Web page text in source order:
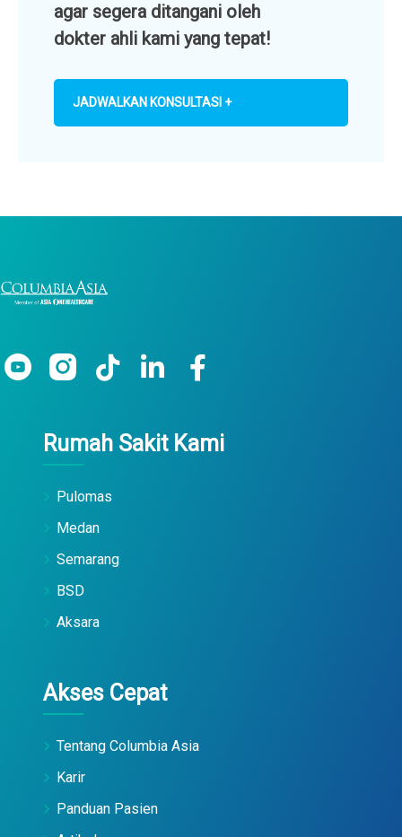
agar segera ditangani oleh
dokter ahli kami yang tepat!
JADWALKAN KONSULTASI +
Rumah Sakit Kami
Pulomas
Medan
Semarang
BSD
Aksara
Akses Cepat
Tentang Columbia Asia
Karir
Panduan Pasien